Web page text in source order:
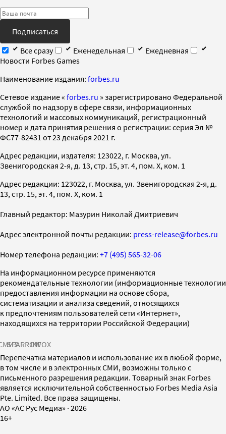
Подписаться
Все сразу
Еженедельная
Ежедневная
Новости Forbes Games
Наименование издания: forbes.ru
Cетевое издание « forbes.ru » зарегистрировано Федеральной
службой по надзору в сфере связи, информационных
технологий и массовых коммуникаций, регистрационный
номер и дата принятия решения о регистрации: серия Эл №
ФС77-82431 от 23 декабря 2021 г.
Адрес редакции, издателя: 123022, г. Москва, ул.
Звенигородская 2-я, д. 13, стр. 15, эт. 4, пом. X, ком. 1
Адрес редакции: 123022, г. Москва, ул. Звенигородская 2-я, д.
13, стр. 15, эт. 4, пом. X, ком. 1
Главный редактор: Мазурин Николай Дмитриевич
Адрес электронной почты редакции: press-release@forbes.ru
Номер телефона редакции: +7 (495) 565-32-06
На информационном ресурсе применяются
рекомендательные технологии (информационные технологии
предоставления информации на основе сбора,
систематизации и анализа сведений, относящихся
к предпочтениям пользователей сети «Интернет»,
находящихся на территории Российской Федерации)
SPARROWINFOX
Перепечатка материалов и использование их в любой форме,
в том числе и в электронных СМИ, возможны только с
письменного разрешения редакции. Товарный знак Forbes
является исключительной собственностью Forbes Media Asia
Pte. Limited. Все права защищены.
AO «АС Рус Медиа» · 2026
16+